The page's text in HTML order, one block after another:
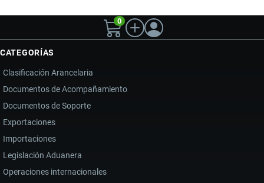
0
CATEGORÍAS
Clasificación Arancelaria
Documentos de Acompañamiento
Documentos de Soporte
Exportaciones
Importaciones
Legislación Aduanera
Operaciones internacionales